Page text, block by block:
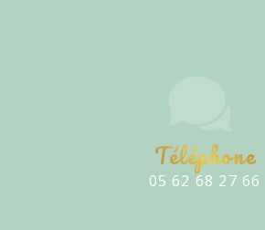
Téléphone
05 62 68 27 66